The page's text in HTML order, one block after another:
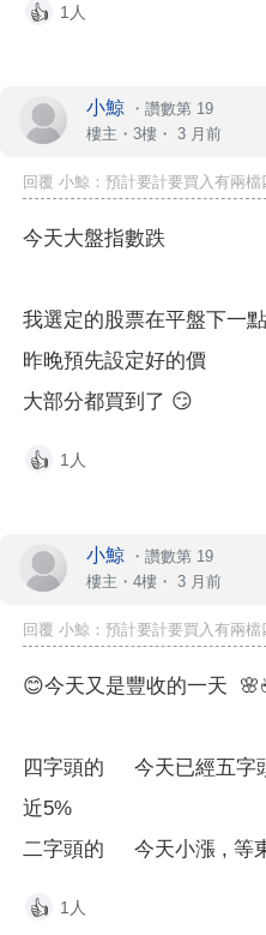
👍 1人
小鯨 ・ 讚數第 19
樓主 ・3樓・ 3 月前
回覆 小鯨：預計要計要買入有兩
今天大盤指數跌
我選定的股票在平盤下一
昨晚預先設定好的價
大部分都買到了 😏
👍 1人
小鯨 ・ 讚數第 19
樓主 ・4樓・ 3 月前
回覆 小鯨：預計要計要買入有兩
😊今天又是豐收的一天 🌸
四字頭的 今天已經五字
近5%
二字頭的 今天小漲 , 等
👍 1人